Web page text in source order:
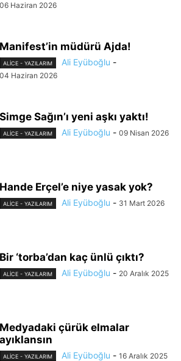
06 Haziran 2026
Manifest’in müdürü Ajda!
ALİCE - YAZILARIM Ali Eyüboğlu -
04 Haziran 2026
Simge Sağın’ı yeni aşkı yaktı!
ALİCE - YAZILARIM Ali Eyüboğlu - 09 Nisan 2026
Hande Erçel’e niye yasak yok?
ALİCE - YAZILARIM Ali Eyüboğlu - 31 Mart 2026
Bir ‘torba’dan kaç ünlü çıktı?
ALİCE - YAZILARIM Ali Eyüboğlu - 20 Aralık 2025
Medyadaki çürük elmalar
ayıklansın
ALİCE - YAZILARIM Ali Eyüboğlu - 16 Aralık 2025